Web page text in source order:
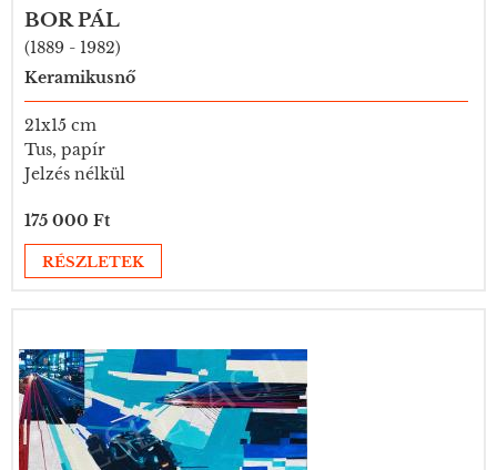
BOR PÁL
(1889 - 1982)
Keramikusnő
21x15 cm
Tus, papír
Jelzés nélkül
175 000 Ft
RÉSZLETEK